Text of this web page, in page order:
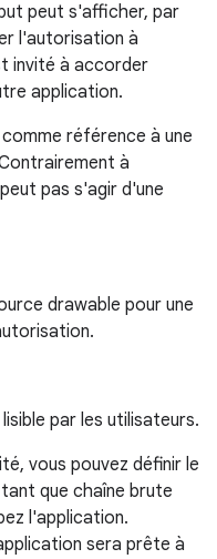
peut s'afficher, par
l'autorisation à
invité à accorder
application.
référence à une
à
pas s'agir d'une
drawable pour une
par les utilisateurs.
vous pouvez définir le
que chaîne brute
l'application.
sera prête à